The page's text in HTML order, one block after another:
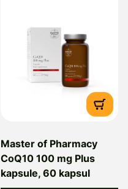
Master of Pharmacy
CoQ10 100 mg Plus
kapsule, 60 kapsul